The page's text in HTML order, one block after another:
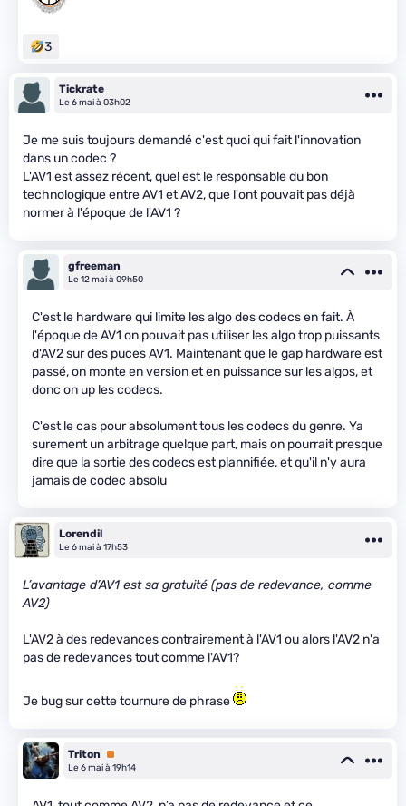
3
Tickrate
Le 6 mai à 03h02
Je me suis toujours demandé c'est quoi qui fait l'innovation
dans un codec ?
L'AV1 est assez récent, quel est le responsable du bon
technologique entre AV1 et AV2, que l'ont pouvait pas déjà
normer à l'époque de l'AV1 ?
gfreeman
Le 12 mai à 09h50
C'est le hardware qui limite les algo des codecs en fait. À
l'époque de AV1 on pouvait pas utiliser les algo trop puissants
d'AV2 sur des puces AV1. Maintenant que le gap hardware est
passé, on monte en version et en puissance sur les algos, et
donc on up les codecs.
C'est le cas pour absolument tous les codecs du genre. Ya
surement un arbitrage quelque part, mais on pourrait presque
dire que la sortie des codecs est plannifiée, et qu'il n'y aura
jamais de codec absolu
Lorendil
Le 6 mai à 17h53
L’avantage d’AV1 est sa gratuité (pas de redevance, comme
AV2)
L'AV2 à des redevances contrairement à l'AV1 ou alors l'AV2 n'a
pas de redevances tout comme l'AV1?
Je bug sur cette tournure de phrase
Triton
Premium
Le 6 mai à 19h14